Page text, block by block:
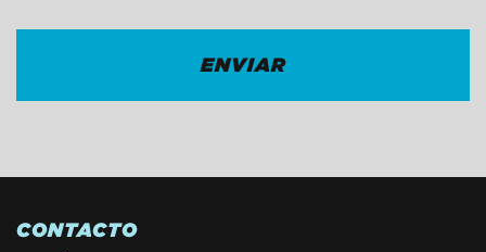
CONTACTO